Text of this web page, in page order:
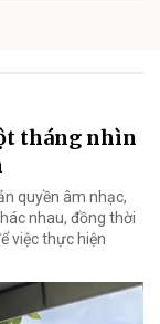
tháng nhìn
quyền âm nhạc,
nhau, đồng thời
việc thực hiện